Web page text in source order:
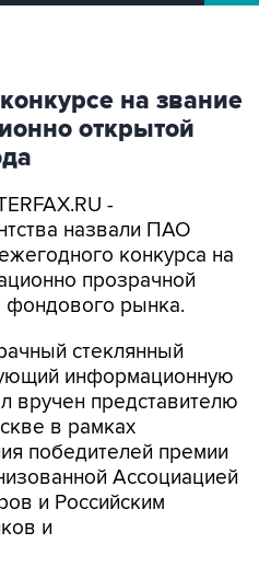
на звание
открытой
-
назвали ПАО
конкурса на
прозрачной
фондового рынка.
стеклянный
информационную
вручен представителю
в рамках
победителей премии
Ассоциацией
и Российским
и